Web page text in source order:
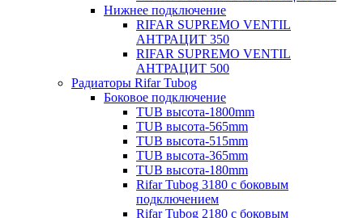
Нижнее подключение
RIFAR SUPREMO VENTIL
АНТРАЦИТ 350
RIFAR SUPREMO VENTIL
АНТРАЦИТ 500
Радиаторы Rifar Tubog
Боковое подключение
TUB высота-1800mm
TUB высота-565mm
TUB высота-515mm
TUB высота-365mm
TUB высота-180mm
Rifar Tubog 3180 с боковым
подключением
Rifar Tubog 2180 с боковым